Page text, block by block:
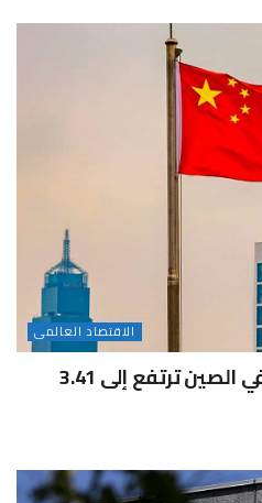
الاقتصاد العالمى
احتياطيات النقد الأجنبي في الصين ترتفع إلى 3.41